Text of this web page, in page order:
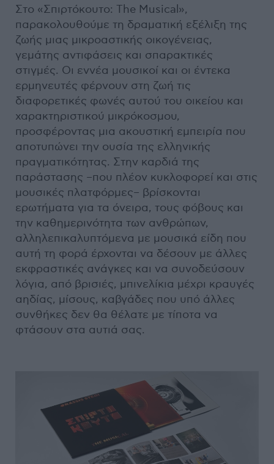
Στο «Σπιρτόκουτο: The Musical»,
παρακολουθούμε τη δραματική εξέλιξη της
ζωής μιας μικροαστικής οικογένειας,
γεμάτης αντιφάσεις και σπαρακτικές
στιγμές. Οι εννέα μουσικοί και οι έντεκα
ερμηνευτές φέρνουν στη ζωή τις
διαφορετικές φωνές αυτού του οικείου και
χαρακτηριστικού μικρόκοσμου,
προσφέροντας μια ακουστική εμπειρία που
αποτυπώνει την ουσία της ελληνικής
πραγματικότητας. Στην καρδιά της
παράστασης –που πλέον κυκλοφορεί και στις
μουσικές πλατφόρμες– βρίσκονται
ερωτήματα για τα όνειρα, τους φόβους και
την καθημερινότητα των ανθρώπων,
αλληλεπικαλυπτόμενα με μουσικά είδη που
αυτή τη φορά έρχονται να δέσουν με άλλες
εκφραστικές ανάγκες και να συνοδεύσουν
λόγια, από βρισιές, μπινελίκια μέχρι κραυγές
αηδίας, μίσους, καβγάδες που υπό άλλες
συνθήκες δεν θα θέλατε με τίποτα να
φτάσουν στα αυτιά σας.